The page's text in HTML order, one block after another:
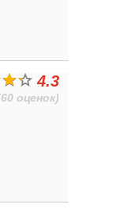
4.3
оценок)